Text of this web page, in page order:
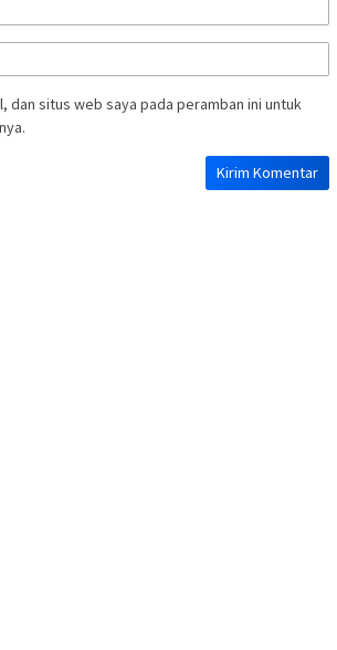
dan situs web saya pada peramban ini untuk